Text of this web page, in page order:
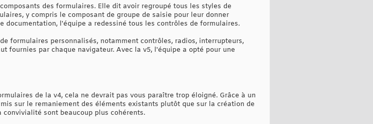
des formulaires. Elle dit avoir regroupé tous les styles de
y compris le composant de groupe de saisie pour leur donner
documentation, l'équipe a redessiné tous les contrôles de formulaires.
formulaires personnalisés, notamment contrôles, radios, interrupteurs,
fournies par chaque navigateur. Avec la v5, l'équipe a opté pour une
de la v4, cela ne devrait pas vous paraître trop éloigné. Grâce à un
sur le remaniement des éléments existants plutôt que sur la création de
sont beaucoup plus cohérents.